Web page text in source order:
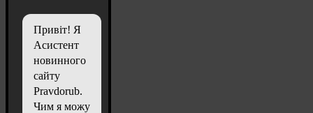
Привіт! Я
Асистент
новинного
сайту
Pravdorub.
Чим я можу